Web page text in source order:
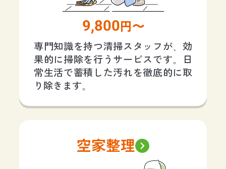
9,800 円〜
専門知識を持つ清掃スタッフが、効
果的に掃除を行うサービスです。日
常生活で蓄積した汚れを徹底的に取
り除きます。
空家整理